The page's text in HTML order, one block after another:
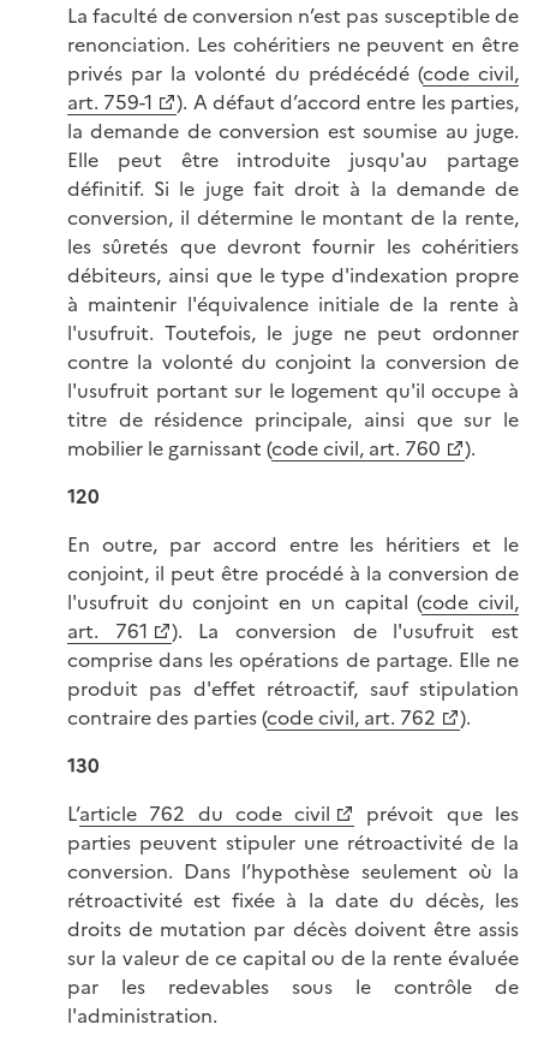
La faculté de conversion n’est pas susceptible de
renonciation. Les cohéritiers ne peuvent en être
privés par la volonté du prédécédé (code civil,
art. 759-1
). A défaut d’accord entre les parties,
la demande de conversion est soumise au juge.
Elle peut être introduite jusqu'au partage
définitif. Si le juge fait droit à la demande de
conversion, il détermine le montant de la rente,
les sûretés que devront fournir les cohéritiers
débiteurs, ainsi que le type d'indexation propre
à maintenir l'équivalence initiale de la rente à
l'usufruit. Toutefois, le juge ne peut ordonner
contre la volonté du conjoint la conversion de
l'usufruit portant sur le logement qu'il occupe à
titre de résidence principale, ainsi que sur le
mobilier le garnissant (code civil, art. 760
).
120
En outre, par accord entre les héritiers et le
conjoint, il peut être procédé à la conversion de
l'usufruit du conjoint en un capital (code civil,
art. 761
). La conversion de l'usufruit est
comprise dans les opérations de partage. Elle ne
produit pas d'effet rétroactif, sauf stipulation
contraire des parties (code civil, art. 762
).
130
L’article 762 du code civil
prévoit que les
parties peuvent stipuler une rétroactivité de la
conversion. Dans l’hypothèse seulement où la
rétroactivité est fixée à la date du décès, les
droits de mutation par décès doivent être assis
sur la valeur de ce capital ou de la rente évaluée
par les redevables sous le contrôle de
l'administration.